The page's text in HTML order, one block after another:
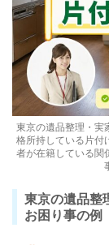
東京の遺品整理・実
格所持している片付
者が在籍している関
東京の遺品整
お困り事の例